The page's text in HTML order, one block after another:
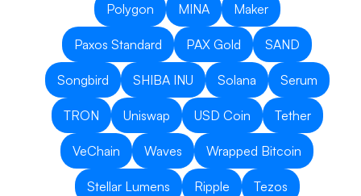
Polygon MINA Maker
Paxos Standard PAX Gold SAND
Songbird SHIBA INU Solana Serum
TRON Uniswap USD Coin Tether
VeChain Waves Wrapped Bitcoin
Stellar Lumens Ripple Tezos